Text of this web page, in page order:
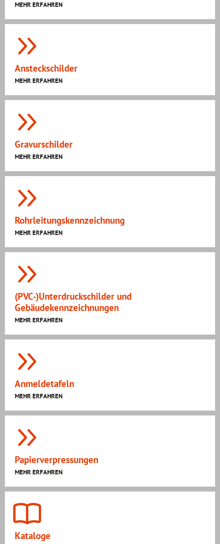
MEHR ERFAHREN
Ansteckschilder
MEHR ERFAHREN
Gravurschilder
MEHR ERFAHREN
Rohrleitungskennzeichnung
MEHR ERFAHREN
(PVC-)Unterdruckschilder und
Gebäudekennzeichnungen
MEHR ERFAHREN
Anmeldetafeln
MEHR ERFAHREN
Papierverpressungen
MEHR ERFAHREN
Kataloge